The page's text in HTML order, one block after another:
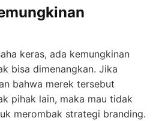
keras, ada kemungkinan
bisa dimenangkan. Jika
bahwa merek tersebut
pihak lain, maka mau tidak
merombak strategi branding.